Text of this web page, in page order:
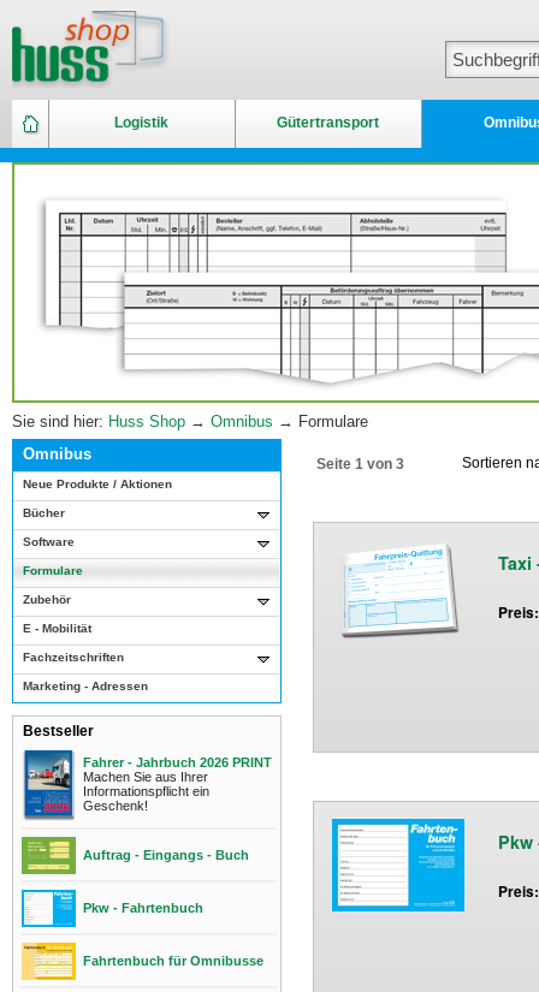
Logistik Gütertransport
Sie sind hier: Huss Shop → Omnibus → Formulare
Omnibus
Neue Produkte / Aktionen
Bücher
Software
Formulare
Zubehör
E - Mobilität
Fachzeitschriften
Marketing - Adressen
Bestseller
Fahrer - Jahrbuch 2026 PRINT
Machen Sie aus Ihrer
Informationspflicht ein
Geschenk!
Auftrag - Eingangs - Buch
Pkw - Fahrtenbuch
Fahrtenbuch für Omnibusse
Seite 1 von 3 Sortieren
Taxi
Pkw